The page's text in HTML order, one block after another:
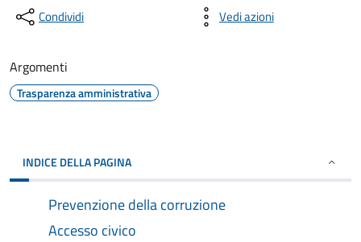
Condividi Vedi azioni
Argomenti
Trasparenza amministrativa
INDICE DELLA PAGINA
Prevenzione della corruzione
Accesso civico